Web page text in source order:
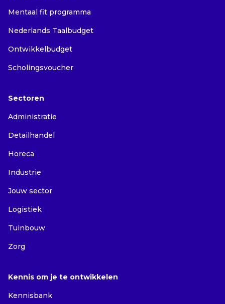
Mentaal fit programma
Nederlands Taalbudget
Ontwikkelbudget
Scholingsvoucher
Sectoren
Administratie
Detailhandel
Horeca
Industrie
Jouw sector
Logistiek
Tuinbouw
Zorg
Kennis om je te ontwikkelen
Kennisbank